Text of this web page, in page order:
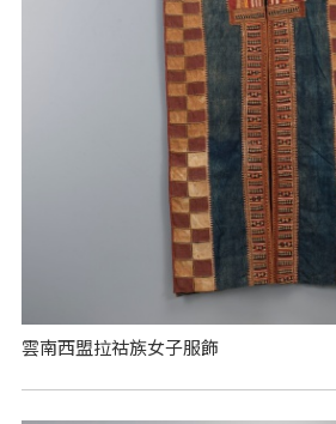
雲南西盟拉祜族女子服飾